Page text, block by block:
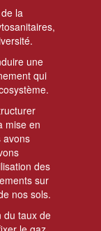
la
une
qui
mise en
avons
des
sur
nos sols.
du taux de